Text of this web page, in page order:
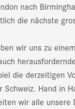
nach
die nächste
wir uns zu
die derzeitigen
Hand in
wir alle unsere